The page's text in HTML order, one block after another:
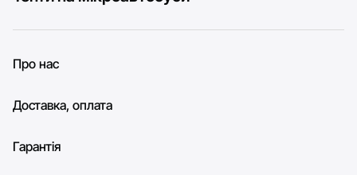
Про нас
Доставка, оплата
Гарантія